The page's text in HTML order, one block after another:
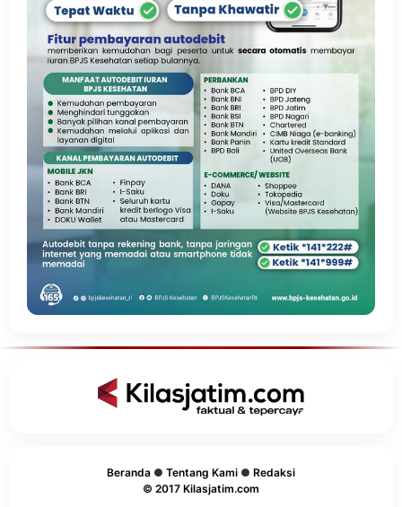
Beranda ● Tentang Kami ● Redaksi
© 2017 Kilasjatim.com